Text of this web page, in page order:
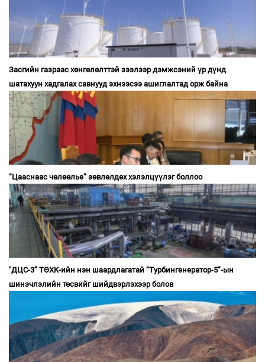
Засгийн газраас хөнгөлөлттэй зээлээр дэмжсэний үр дүнд
шатахуун хадгалах савнууд эхнээсээ ашиглалтад орж байна
“Цааснаас чөлөөлье” зөвлөлдөх хэлэлцүүлэг боллоо
"ДЦС-3” ТӨХК-ийн нэн шаардлагатай “Турбингенератор-5”-ын
шинэчлэлийн төсвийг шийдвэрлэхээр болов